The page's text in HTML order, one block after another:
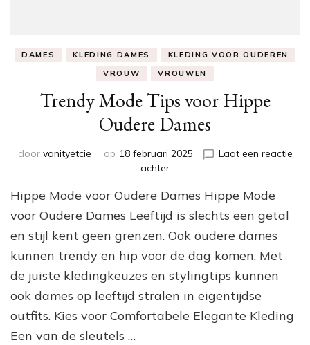
DAMES KLEDING DAMES
KLEDING VOOR OUDEREN
VROUW
VROUWEN
Trendy Mode Tips voor Hippe
Oudere Dames
door vanityetcie op 18 februari 2025
Laat een reactie
achterop
Mode
Tips
Hippe
Oudere
Dames
Hippe Mode voor Oudere Dames Hippe Mode
voor Oudere Dames Leeftijd is slechts een getal
en stijl kent geen grenzen. Ook oudere dames
kunnen trendy en hip voor de dag komen. Met
de juiste kledingkeuzes en stylingtips kunnen
ook dames op leeftijd stralen in eigentijdse
outfits. Kies voor Comfortabele Elegante Kleding
Een van de sleutels …